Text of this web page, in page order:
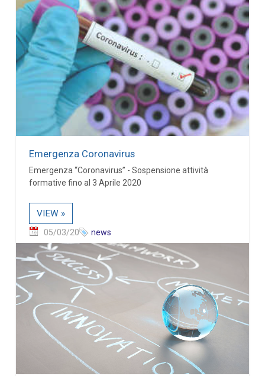
Emergenza Coronavirus
Emergenza “Coronavirus” - Sospensione attività
formative fino al 3 Aprile 2020
VIEW »
05/03/20 news